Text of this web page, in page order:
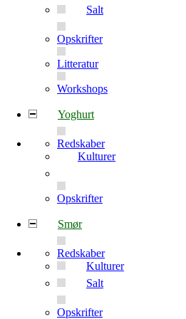
Salt
Opskrifter
Litteratur
Workshops
Yoghurt
Redskaber
Kulturer
Opskrifter
Smør
Redskaber
Kulturer
Salt
Opskrifter